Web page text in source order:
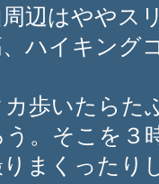
辺はややス
、ハイキング
歩いたらた
う。そこを３
まくったり